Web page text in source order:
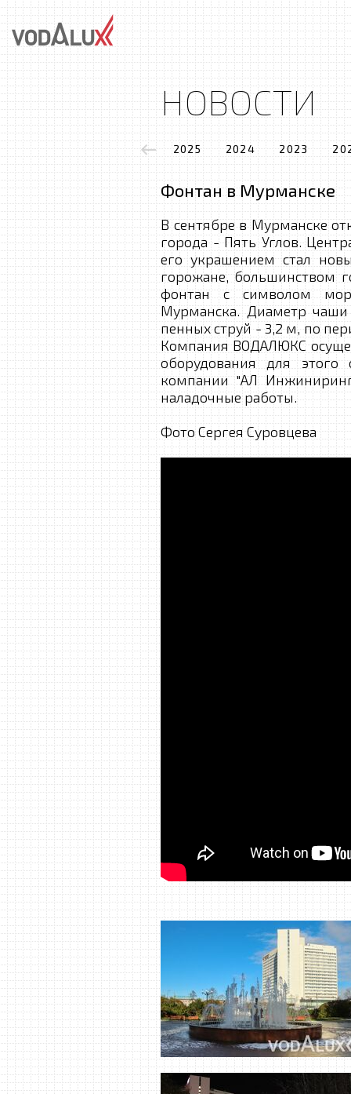
НОВОСТИ
2025 2024 2023
Фонтан в Мурманске
В сентябре в Мурманске
города - Пять Углов.
его украшением стал
горожане, большинством
фонтан с символом
Мурманска. Диаметр
пенных струй - 3,2 м, по
Компания ВОДАЛЮКС
оборудования для
компании "АЛ
наладочные работы.
Фото Сергея Суровцева